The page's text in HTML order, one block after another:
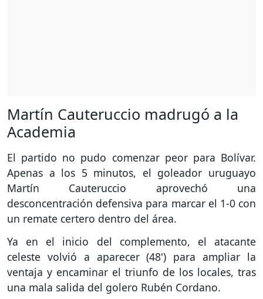
Martín Cauteruccio madrugó a la
Academia
El partido no pudo comenzar peor para Bolívar.
Apenas a los 5 minutos, el goleador uruguayo
Martín Cauteruccio aprovechó una
desconcentración defensiva para marcar el 1-0 con
un remate certero dentro del área.
Ya en el inicio del complemento, el atacante
celeste volvió a aparecer (48') para ampliar la
ventaja y encaminar el triunfo de los locales, tras
una mala salida del golero Rubén Cordano.